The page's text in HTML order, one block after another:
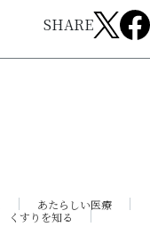
SHARE
あたらしい医療
くすりを知る